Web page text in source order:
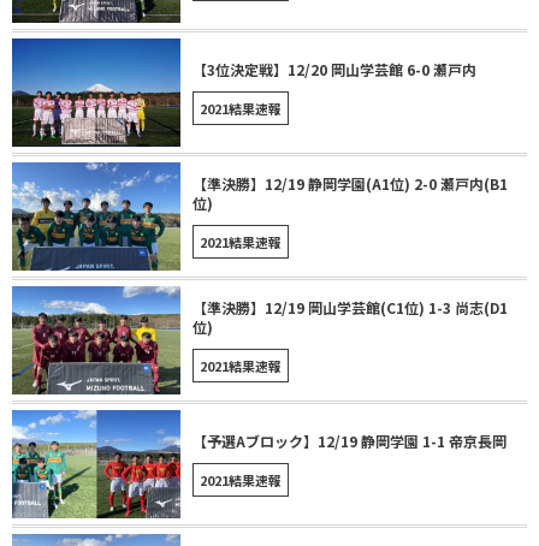
【3位決定戦】12/20 岡山学芸館 6-0 瀬戸内
2021結果速報
【準決勝】12/19 静岡学園(A1位) 2-0 瀬戸内(B1
位)
2021結果速報
【準決勝】12/19 岡山学芸館(C1位) 1-3 尚志(D1
位)
2021結果速報
【予選Aブロック】12/19 静岡学園 1-1 帝京長岡
2021結果速報